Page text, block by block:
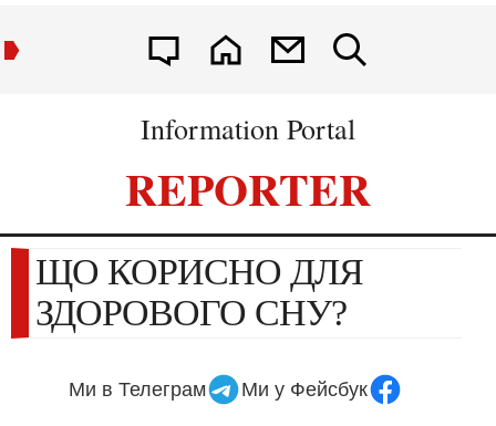
Information Portal
REPORTER
ЩО КОРИСНО ДЛЯ
ЗДОРОВОГО СНУ?
Ми в Телеграм Ми у Фейсбук